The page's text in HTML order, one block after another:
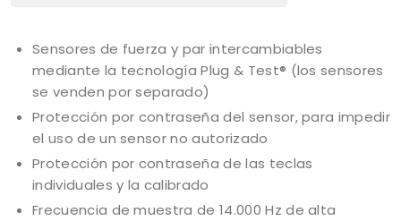
Sensores de fuerza y par intercambiables
mediante la tecnología Plug & Test® (los sensores
se venden por separado)
Protección por contraseña del sensor, para impedir
el uso de un sensor no autorizado
Protección por contraseña de las teclas
individuales y la calibrado
Frecuencia de muestra de 14.000 Hz de alta